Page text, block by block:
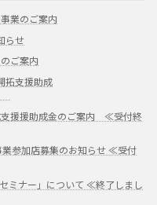
業のご案内
らせ
ご案内
拓支援助成
支援援助成金のご案内 ≪受付終
業参加店募集のお知らせ ≪受付
ミナー」について ≪終了しまし